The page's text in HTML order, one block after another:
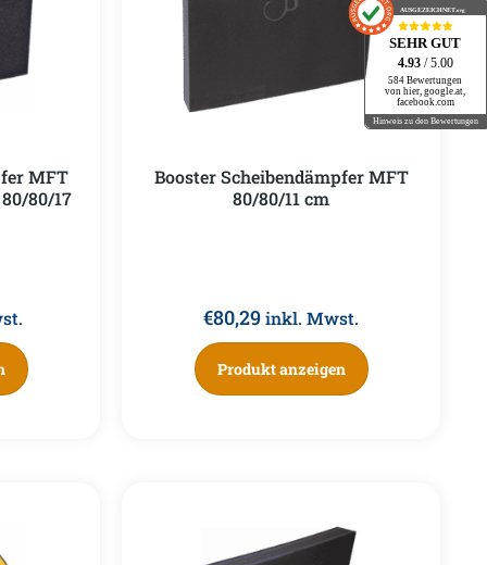
MFT
80/17
Booster Scheibendämpfer MFT
80/80/11 cm
€80,29inkl. Mwst.
Produkt anzeigen
AUSGEZEICHNET.org
SEHR GUT
4.93 / 5.00
584 Bewertungen
von hier, google.at,
facebook.com
Hinweis zu den Bewertungen